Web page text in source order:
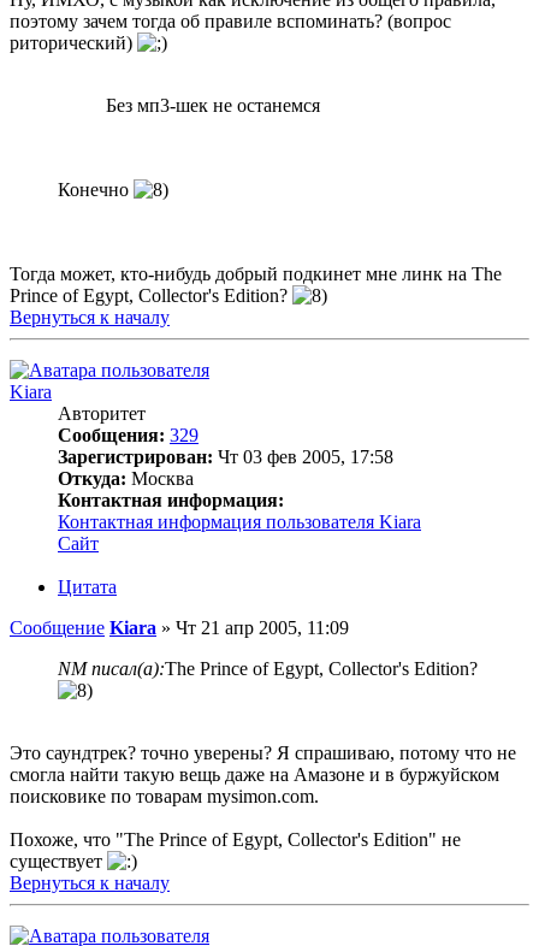
поэтому зачем тогда об правиле вспоминать? (вопрос
риторический)
Без мп3-шек не останемся
Конечно
Тогда может, кто-нибудь добрый подкинет мне линк на The
Prince of Egypt, Collector's Edition?
Вернуться к началу
Kiara
Авторитет
Сообщения: 329
Зарегистрирован: Чт 03 фев 2005, 17:58
Откуда: Москва
Контактная информация:
Контактная информация пользователя Kiara
Сайт
Цитата
Сообщение Kiara » Чт 21 апр 2005, 11:09
NM писал(а):The Prince of Egypt, Collector's Edition?
Это саундтрек? точно уверены? Я спрашиваю, потому что не
смогла найти такую вещь даже на Амазоне и в буржуйском
поисковике по товарам mysimon.com.
Похоже, что "The Prince of Egypt, Collector's Edition" не
существует
Вернуться к началу